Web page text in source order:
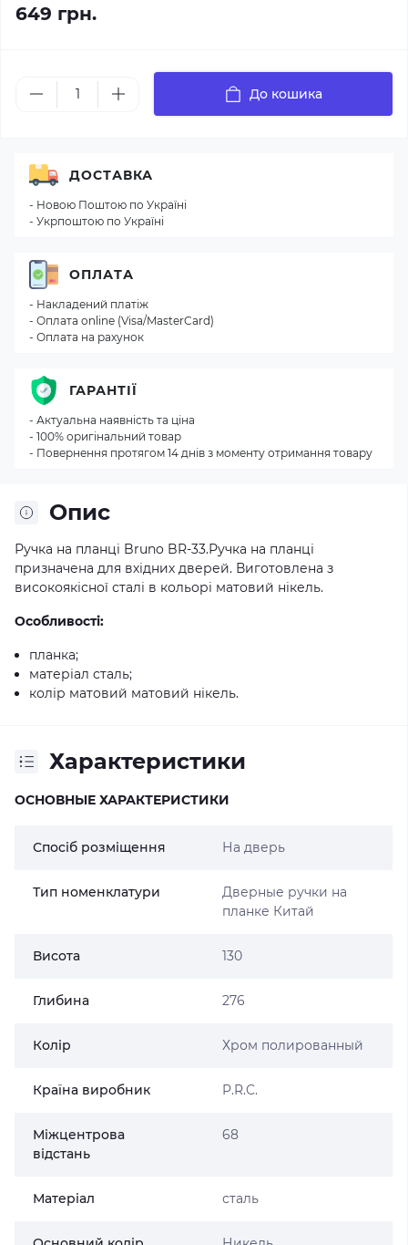
649 грн.
До кошика
Опис
Ручка на планці Bruno BR-33.Ручка на планці
призначена для вхідних дверей. Виготовлена з
високоякісної сталі в кольорі матовий нікель.
Особливості:
планка;
матеріал сталь;
колір матовий матовий нікель.
Характеристики
ОСНОВНЫЕ ХАРАКТЕРИСТИКИ
Спосіб розміщення На дверь
Тип номенклатури
Дверные ручки на
планке Китай
Висота 130
Глибина 276
Колір Хром полированный
Країна виробник P.R.C.
Міжцентрова
відстань
68
Матеріал сталь
ДОСТАВКА
- Новою Поштою по Україні
- Укрпоштою по Україні
ОПЛАТА
- Накладений платіж
- Оплата online (Visa/MasterCard)
- Оплата на рахунок
ГАРАНТІЇ
- Актуальна наявність та ціна
- 100% оригінальний товар
- Повернення протягом 14 днів з моменту отримання товару